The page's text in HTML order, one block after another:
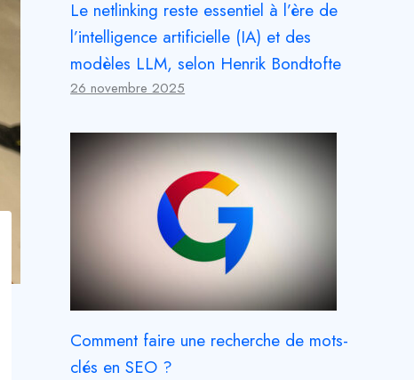
Le netlinking reste essentiel à l’ère de
l’intelligence artificielle (IA) et des
modèles LLM, selon Henrik Bondtofte
26 novembre 2025
Comment faire une recherche de mots-
clés en SEO ?